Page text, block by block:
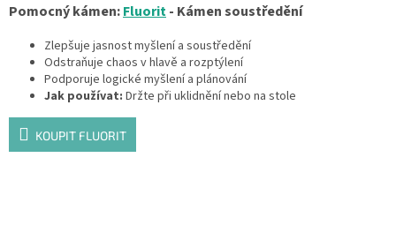
Pomocný kámen:Fluorit- Kámen soustředění
Zlepšuje jasnost myšlení a soustředění
Odstraňuje chaos v hlavě a rozptýlení
Podporuje logické myšlení a plánování
Jak používat: Držte při uklidnění nebo na stole
KOUPIT FLUORIT